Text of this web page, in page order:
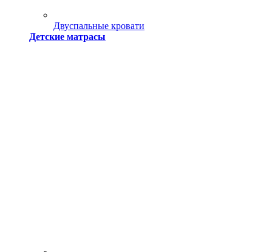
Двуспальные кровати
Детские матрасы